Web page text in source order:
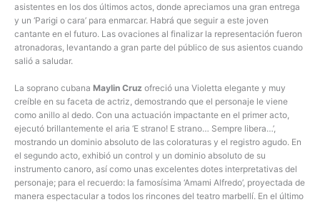
asistentes en los dos últimos actos, donde apreciamos una gran entrega
y un ‘Parigi o cara’ para enmarcar. Habrá que seguir a este joven
cantante en el futuro. Las ovaciones al finalizar la representación fueron
atronadoras, levantando a gran parte del público de sus asientos cuando
salió a saludar.
La soprano cubana Maylin Cruz ofreció una Violetta elegante y muy
creíble en su faceta de actriz, demostrando que el personaje le viene
como anillo al dedo. Con una actuación impactante en el primer acto,
ejecutó brillantemente el aria ‘E strano! E strano… Sempre libera…’,
mostrando un dominio absoluto de las coloraturas y el registro agudo. En
el segundo acto, exhibió un control y un dominio absoluto de su
instrumento canoro, así como unas excelentes dotes interpretativas del
personaje; para el recuerdo: la famosísima ‘Amami Alfredo’, proyectada de
manera espectacular a todos los rincones del teatro marbellí. En el último